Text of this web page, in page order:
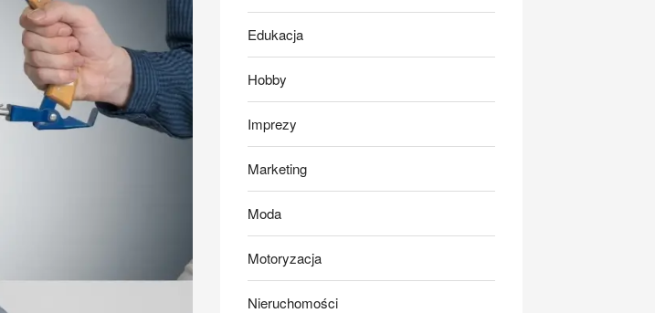
Edukacja
Hobby
Imprezy
Marketing
Moda
Motoryzacja
Nieruchomości